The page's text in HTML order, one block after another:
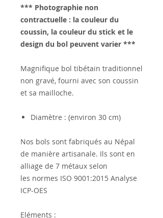
*** Photographie non
contractuelle : la couleur du
coussin, la couleur du stick et le
design du bol peuvent varier ***
Magnifique bol tibétain traditionnel
non gravé, fourni avec son coussin
et sa mailloche.
Diamètre : (environ 30 cm)
Nos bols sont fabriqués au Népal
de manière artisanale. Ils sont en
alliage de 7 métaux selon
les normes ISO 9001:2015 Analyse
ICP-OES
Eléments :